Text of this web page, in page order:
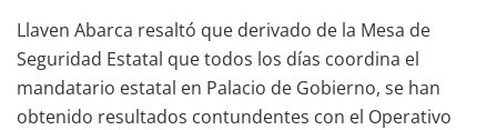
Llaven Abarca resaltó que derivado de la Mesa de
Seguridad Estatal que todos los días coordina el
mandatario estatal en Palacio de Gobierno, se han
obtenido resultados contundentes con el Operativo